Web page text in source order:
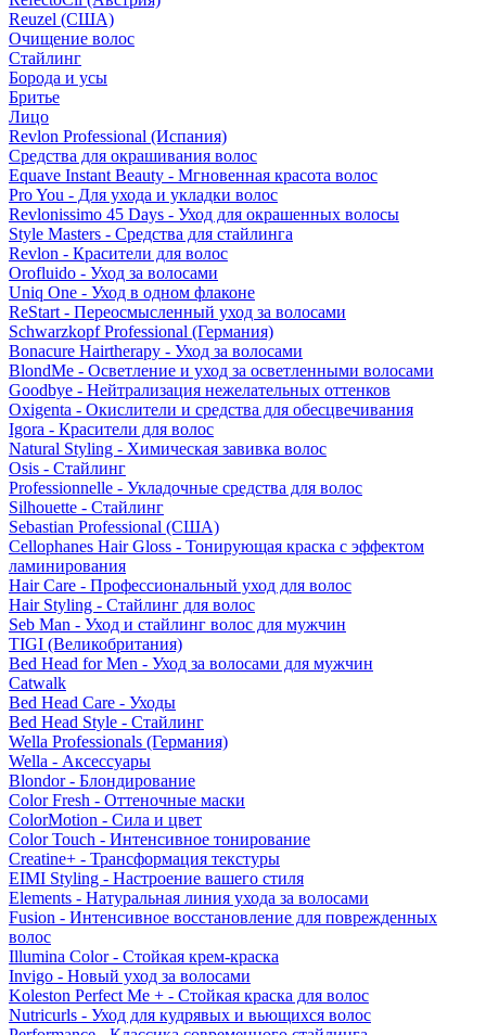
Reuzel (США)
Очищение волос
Стайлинг
Борода и усы
Бритье
Лицо
Revlon Professional (Испания)
Средства для окрашивания волос
Equave Instant Beauty - Мгновенная красота волос
Pro You - Для ухода и укладки волос
Revlonissimo 45 Days - Уход для окрашенных волосы
Style Masters - Средства для стайлинга
Revlon - Красители для волос
Orofluido - Уход за волосами
Uniq One - Уход в одном флаконе
ReStart - Переосмысленный уход за волосами
Schwarzkopf Professional (Германия)
Bonacure Hairtherapy - Уход за волосами
BlondMe - Осветление и уход за осветленными волосами
Goodbye - Нейтрализация нежелательных оттенков
Oxigenta - Окислители и средства для обесцвечивания
Igora - Красители для волос
Natural Styling - Химическая завивка волос
Osis - Стайлинг
Professionnelle - Укладочные средства для волос
Silhouette - Стайлинг
Sebastian Professional (США)
Cellophanes Hair Gloss - Тонирующая краска с эффектом
ламинирования
Hair Care - Профессиональный уход для волос
Hair Styling - Стайлинг для волос
Seb Man - Уход и стайлинг волос для мужчин
TIGI (Великобритания)
Bed Head for Men - Уход за волосами для мужчин
Catwalk
Bed Head Care - Уходы
Bed Head Style - Стайлинг
Wella Professionals (Германия)
Wella - Аксессуары
Blondor - Блондирование
Color Fresh - Оттеночные маски
ColorMotion - Сила и цвет
Color Touch - Интенсивное тонирование
Creatine+ - Трансформация текстуры
EIMI Styling - Настроение вашего стиля
Elements - Натуральная линия ухода за волосами
Fusion - Интенсивное восстановление для поврежденных
волос
Illumina Color - Стойкая крем-краска
Invigo - Новый уход за волосами
Koleston Perfect Me + - Стойкая краска для волос
Nutricurls - Уход для кудрявых и вьющихся волос